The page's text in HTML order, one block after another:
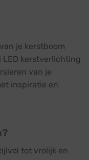
je kerstboom
LED kerstverlichting
van je
inspiratie en
tot vrolijk en